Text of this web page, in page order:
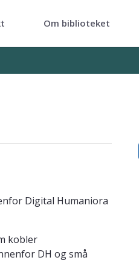
Om biblioteket
Digital Humaniora
kobler
DH og små